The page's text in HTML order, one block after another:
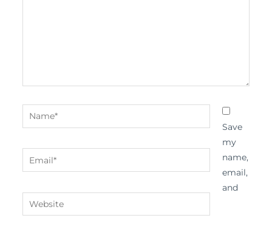
Name*
Email*
Website
Save
my
name,
email,
and